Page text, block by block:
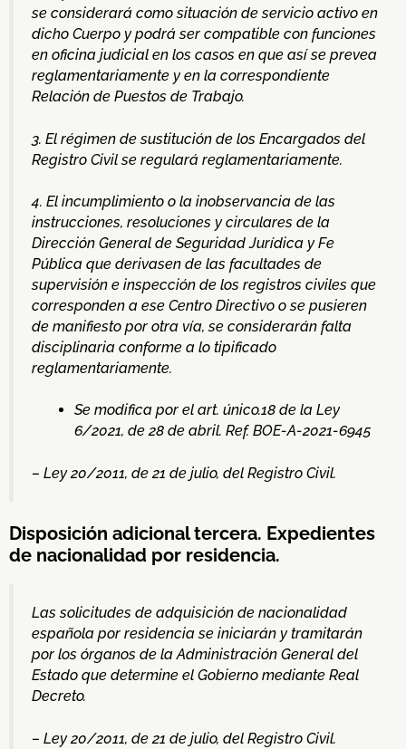
se considerará como situación de servicio activo en
dicho Cuerpo y podrá ser compatible con funciones
en oficina judicial en los casos en que así se prevea
reglamentariamente y en la correspondiente
Relación de Puestos de Trabajo.
3. El régimen de sustitución de los Encargados del
Registro Civil se regulará reglamentariamente.
4. El incumplimiento o la inobservancia de las
instrucciones, resoluciones y circulares de la
Dirección General de Seguridad Jurídica y Fe
Pública que derivasen de las facultades de
supervisión e inspección de los registros civiles que
corresponden a ese Centro Directivo o se pusieren
de manifiesto por otra vía, se considerarán falta
disciplinaria conforme a lo tipificado
reglamentariamente.
Se modifica por el art. único.18 de la Ley
6/2021, de 28 de abril. Ref. BOE-A-2021-6945
– Ley 20/2011, de 21 de julio, del Registro Civil.
Disposición adicional tercera. Expedientes
de nacionalidad por residencia.
Las solicitudes de adquisición de nacionalidad
española por residencia se iniciarán y tramitarán
por los órganos de la Administración General del
Estado que determine el Gobierno mediante Real
Decreto.
– Ley 20/2011, de 21 de julio, del Registro Civil.